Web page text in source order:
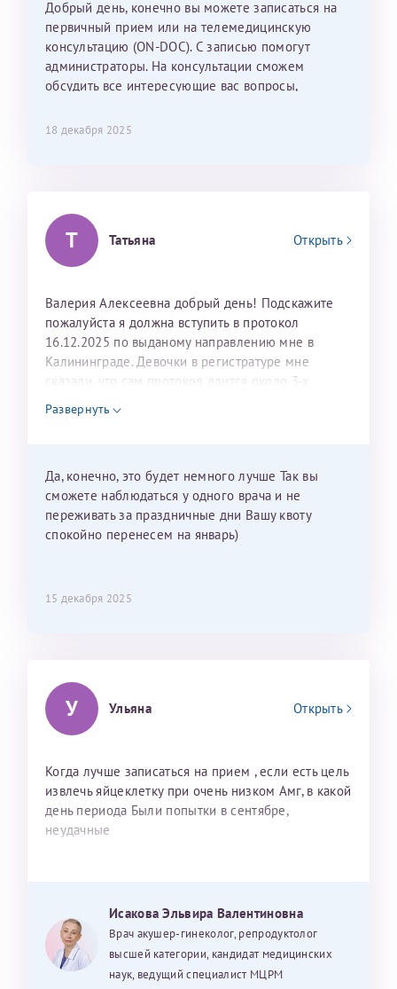
С ней общение было, как с давней знакомой, очень
лёгкое и простое. Вообще в данной клинике весь
персонал очень вежливый и чуткий, прям приятно
находиться. Мы собираемся туда ещё за вторым
ребёнком, и конечно же только к Ринату
сомнений.
26 июля 2026
Добрый день, конечно вы можете записаться на
первичный прием или на телемедицинскую
консультацию (ON-DOC). С записью помогут
администраторы. На консультации сможем
обсудить все интересующие вас вопросы,
18 декабря 2025
Т Татьяна Открыть
Валерия Алексеевна добрый день! Подскажите
пожалуйста я должна вступить в протокол
16.12.2025 по выданому направлению мне в
Калининграде. Девочки в регистратуре мне
сказали, что сам протокол длится около 3-х
недель и 3 недели я должна находится в Питере.
Можно мне новый год провести в Калининграде и
Развернуть
Да, конечно, это будет немного лучше Так вы
сможете наблюдаться у одного врача и не
переживать за праздничные дни Вашу квоту
спокойно перенесем на январь)
15 декабря 2025
У Ульяна Открыть
Когда лучше записаться на прием , если есть цель
извлечь яйцеклетку при очень низком Амг, в какой
день периода Были попытки в сентябре,
неудачные
Исакова Эльвира Валентиновна
Врач акушер-гинеколог, репродуктолог
высшей категории, кандидат медицинских
наук, ведущий специалист МЦРМ